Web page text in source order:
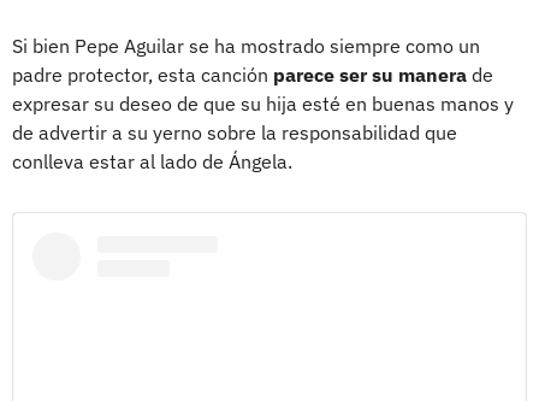
Si bien Pepe Aguilar se ha mostrado siempre como un
padre protector, esta canción parece ser su manera de
expresar su deseo de que su hija esté en buenas manos y
de advertir a su yerno sobre la responsabilidad que
conlleva estar al lado de Ángela.